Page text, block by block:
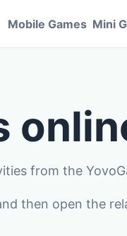
Mobile Games Mini
from the
then open the